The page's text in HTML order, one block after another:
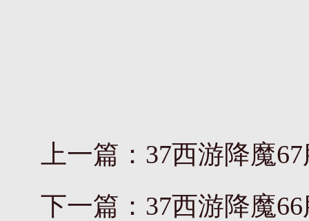
上一篇： 37西游降魔
下一篇： 37西游降魔